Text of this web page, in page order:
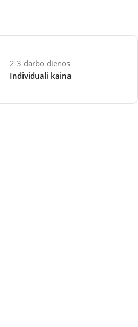
2-3 darbo dienos
Individuali kaina